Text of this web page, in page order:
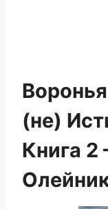
(не)
Книга 2